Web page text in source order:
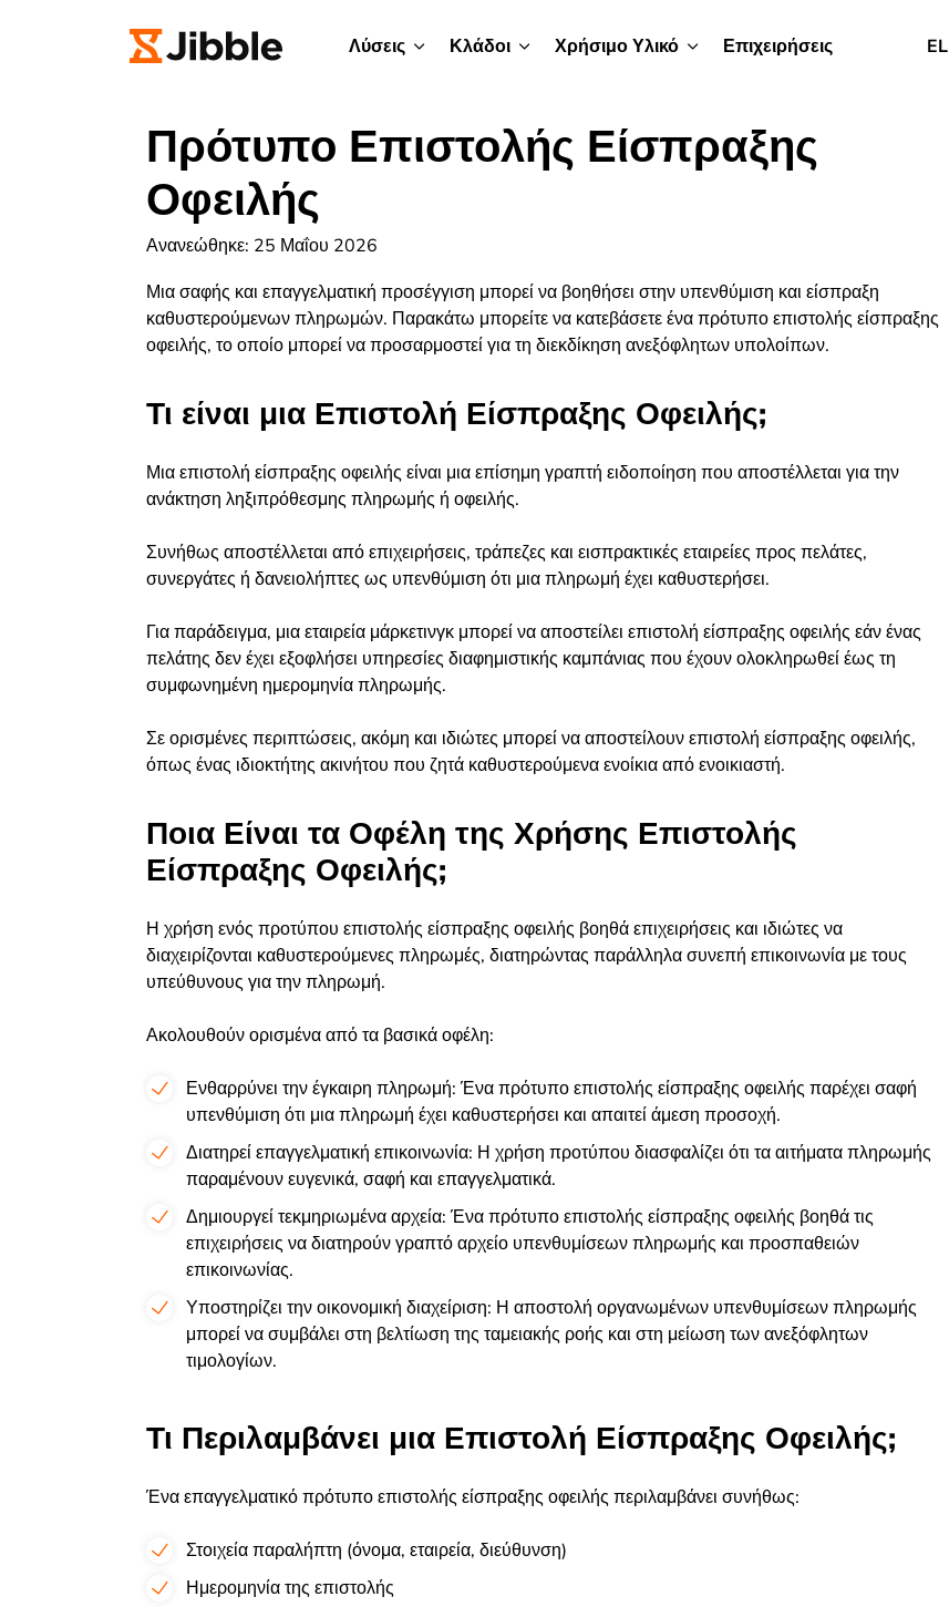
Λύσεις Κλάδοι Χρήσιμο Υλικό Επιχειρήσεις EL
Πρότυπο Επιστολής Είσπραξης
Οφειλής
Ανανεώθηκε: 25 Μαΐου 2026
Μια σαφής και επαγγελματική προσέγγιση μπορεί να βοηθήσει στην υπενθύμιση και είσπραξη
καθυστερούμενων πληρωμών. Παρακάτω μπορείτε να κατεβάσετε έναπρότυπο επιστολής είσπραξης
οφειλής, το οποίο μπορεί να προσαρμοστεί για τη διεκδίκηση ανεξόφλητων υπολοίπων.
Τι είναι μια Επιστολή Είσπραξης Οφειλής;
Μια επιστολή είσπραξης οφειλής είναι μια επίσημη γραπτή ειδοποίηση που αποστέλλεται για την
ανάκτηση ληξιπρόθεσμης πληρωμής ή οφειλής.
Συνήθως αποστέλλεται από επιχειρήσεις, τράπεζες και εισπρακτικές εταιρείες προς πελάτες,
συνεργάτες ή δανειολήπτες ως υπενθύμιση ότι μια πληρωμή έχει καθυστερήσει.
Για παράδειγμα, μια εταιρεία μάρκετινγκ μπορεί να αποστείλει επιστολή είσπραξης οφειλής εάν ένας
πελάτης δεν έχει εξοφλήσει υπηρεσίες διαφημιστικής καμπάνιας που έχουν ολοκληρωθεί έως τη
συμφωνημένη ημερομηνία πληρωμής.
Σε ορισμένες περιπτώσεις, ακόμη και ιδιώτες μπορεί να αποστείλουν επιστολή είσπραξης οφειλής,
όπως ένας ιδιοκτήτης ακινήτου που ζητά καθυστερούμενα ενοίκια από ενοικιαστή.
Ποια Είναι τα Οφέλη της Χρήσης Επιστολής
Είσπραξης Οφειλής;
Η χρήση ενός προτύπου επιστολής είσπραξης οφειλής βοηθά επιχειρήσεις και ιδιώτες να
διαχειρίζονται καθυστερούμενες πληρωμές, διατηρώντας παράλληλα συνεπή επικοινωνία με τους
υπεύθυνους για την πληρωμή.
Ακολουθούν ορισμένα από τα βασικά οφέλη:
Ενθαρρύνει την έγκαιρη πληρωμή: Ένα πρότυπο επιστολής είσπραξης οφειλής παρέχει σαφή
υπενθύμιση ότι μια πληρωμή έχει καθυστερήσει και απαιτεί άμεση προσοχή.
Διατηρεί επαγγελματική επικοινωνία: Η χρήση προτύπου διασφαλίζει ότι τα αιτήματα πληρωμής
παραμένουν ευγενικά, σαφή και επαγγελματικά.
Δημιουργεί τεκμηριωμένα αρχεία: Ένα πρότυπο επιστολής είσπραξης οφειλής βοηθά τις
επιχειρήσεις να διατηρούν γραπτό αρχείο υπενθυμίσεων πληρωμής και προσπαθειών
επικοινωνίας.
Υποστηρίζει την οικονομική διαχείριση: Η αποστολή οργανωμένων υπενθυμίσεων πληρωμής
μπορεί να συμβάλει στη βελτίωση της ταμειακής ροής και στη μείωση των ανεξόφλητων
τιμολογίων.
Τι Περιλαμβάνει μια Επιστολή Είσπραξης Οφειλής;
Ένα επαγγελματικό πρότυπο επιστολής είσπραξης οφειλής περιλαμβάνει συνήθως:
Στοιχεία παραλήπτη (όνομα, εταιρεία, διεύθυνση)
Ημερομηνία της επιστολής